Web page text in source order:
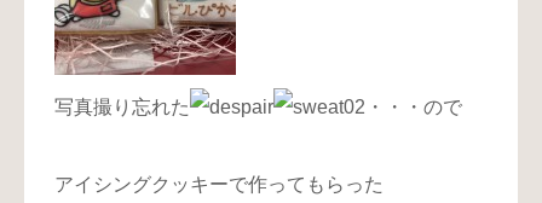
写真撮り忘れた ・・・ので
アイシングクッキーで作ってもらった